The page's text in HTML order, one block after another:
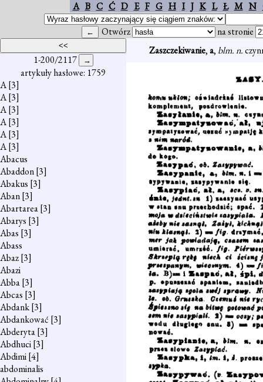
A B C Ć D E F G H I J K L Ł M N
Otwórz na stronie
1-200/2117
artykuły hasłowe: 1759
A[3]
A[3]
A[3]
A[3]
A[3]
A[3]
Abacus
Abaddon[3]
Abakus [3]
Aban[3]
Abartarea[3]
Abarys [3]
Abas [3]
Abass
Abaz[3]
Abazi
Abba[3]
Abcas [3]
Abdank[3]
Abdankować [3]
Abderyta[3]
Abdhuci[3]
Abdimi[4]
abdominalis
Zaszczekiwanie,a, blm. n.